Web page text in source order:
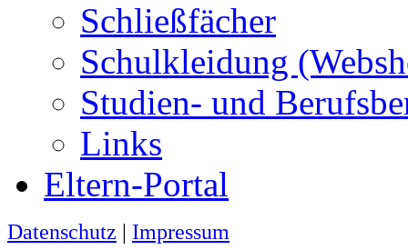
Schließfächer
Schulkleidung
Studien- und
Links
Eltern-Portal
Datenschutz | Impressum